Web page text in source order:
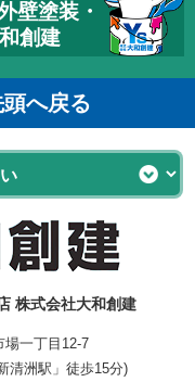
壁塗装・
創建
へ戻る
株式会社大和創建
場一丁目12-7
清洲駅」徒歩15分)